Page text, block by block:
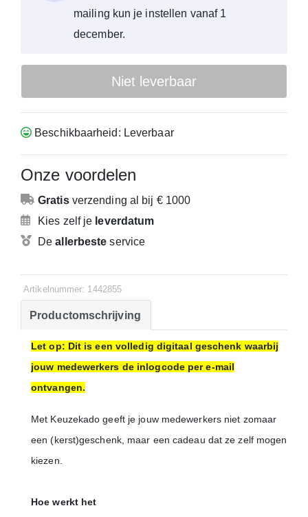
mailing kun je instellen vanaf 1
december.
Niet leverbaar
Beschikbaarheid: Leverbaar
Onze voordelen
Gratisverzending al bij € 1000
Kies zelf je leverdatum
Deallerbeste service
Artikelnummer: 1442855
Productomschrijving
Let op: Dit is een volledig digitaal geschenk waarbij
jouw medewerkers de inlogcode per e-mail
ontvangen.
Met Keuzekado geeft je jouw medewerkers niet zomaar
een (kerst)geschenk, maar een cadeau dat ze zelf mogen
kiezen.
Hoe werkt het